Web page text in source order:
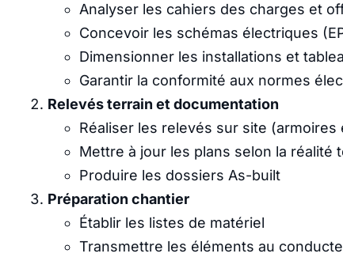
Analyser les cahiers des charges et
Concevoir les schémas électriques
Dimensionner les installations et
Garantir la conformité aux normes
Relevés terrain et documentation
Réaliser les relevés sur site (armoires
Mettre à jour les plans selon la réalité
Produire les dossiers As-built
Préparation chantier
Établir les listes de matériel
Transmettre les éléments au